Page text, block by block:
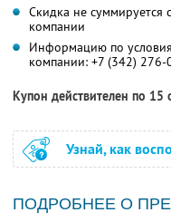
Скидка не суммируется
компании
Информацию по
компании: +7 (342) 276-
Купон действителен по 15
Узнай, как
ПОДРОБНЕЕ О